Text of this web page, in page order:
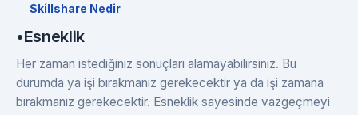
Skillshare Nedir
•Esneklik
Her zaman istediğiniz sonuçları alamayabilirsiniz. Bu
durumda ya işi bırakmanız gerekecektir ya da işi zamana
bırakmanız gerekecektir. Esneklik sayesinde vazgeçmeyi